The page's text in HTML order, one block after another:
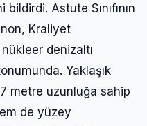
Astute Sınıfının
Kraliyet
nükleer denizaltı
Yaklaşık
metre uzunluğa sahip
de yüzey